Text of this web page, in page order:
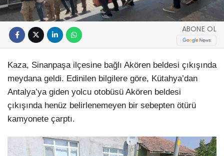
ABONE OL
Kaza, Sinanpaşa ilçesine bağlı Akören beldesi çıkışında
meydana geldi. Edinilen bilgilere göre, Kütahya’dan
Antalya’ya giden yolcu otobüsü Akören beldesi
çıkışında henüz belirlenemeyen bir sebepten ötürü
kamyonete çarptı.